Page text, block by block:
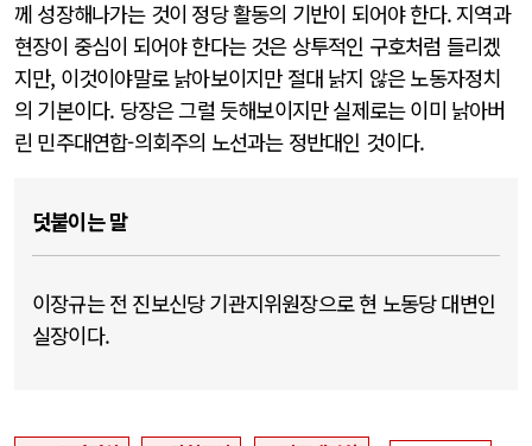
께 성장해나가는 것이 정당 활동의 기반이 되어야 한다. 지역과
현장이 중심이 되어야 한다는 것은 상투적인 구호처럼 들리겠
지만, 이것이야말로 낡아보이지만 절대 낡지 않은 노동자정치
의 기본이다. 당장은 그럴 듯해보이지만 실제로는 이미 낡아버
린 민주대연합-의회주의 노선과는 정반대인 것이다.
덧붙이는 말
이장규는 전 진보신당 기관지위원장으로 현 노동당 대변인
실장이다.